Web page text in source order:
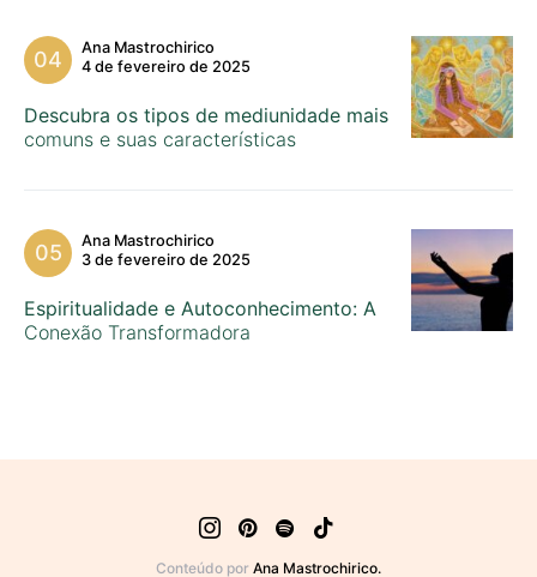
Ana Mastrochirico
4 de fevereiro de 2025
Descubra os tipos de mediunidade mais
comuns e suas características
Ana Mastrochirico
3 de fevereiro de 2025
Espiritualidade e Autoconhecimento: A
Conexão Transformadora
Conteúdo por Ana Mastrochirico.